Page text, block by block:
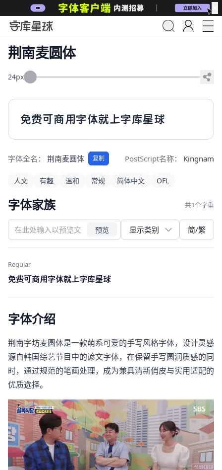
荆南麦圆体
24px
免费可商用字体就上字库星球
字体全名： 荆南麦圆体 复制 PostScript名称： Kingnam
人文 有趣 温和 常规 简体中文 OFL
字体家族 共1个字重
预览 简/繁
Regular
免费可商用字体就上字库星球
字体介绍
荆南字坊麦圆体是一款萌系可爱的手写风格字体，设计灵感
源自韩国综艺节目中的谚文字体，在保留手写圆润质感的同
时，通过规范的笔画处理，成为兼具清新俏皮与实用适配的
优质选择。